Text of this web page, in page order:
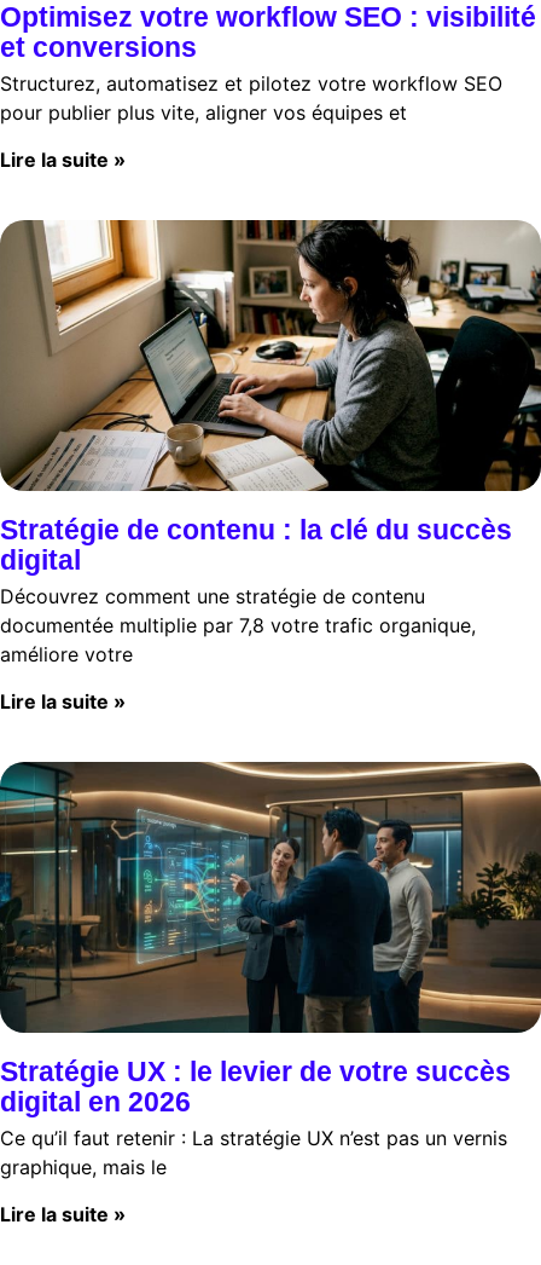
Optimisez votre workflow SEO : visibilité
et conversions
Structurez, automatisez et pilotez votre workflow SEO
pour publier plus vite, aligner vos équipes et
Lire la suite »
Stratégie de contenu : la clé du succès
digital
Découvrez comment une stratégie de contenu
documentée multiplie par 7,8 votre trafic organique,
améliore votre
Lire la suite »
Stratégie UX : le levier de votre succès
digital en 2026
Ce qu’il faut retenir : La stratégie UX n’est pas un vernis
graphique, mais le
Lire la suite »